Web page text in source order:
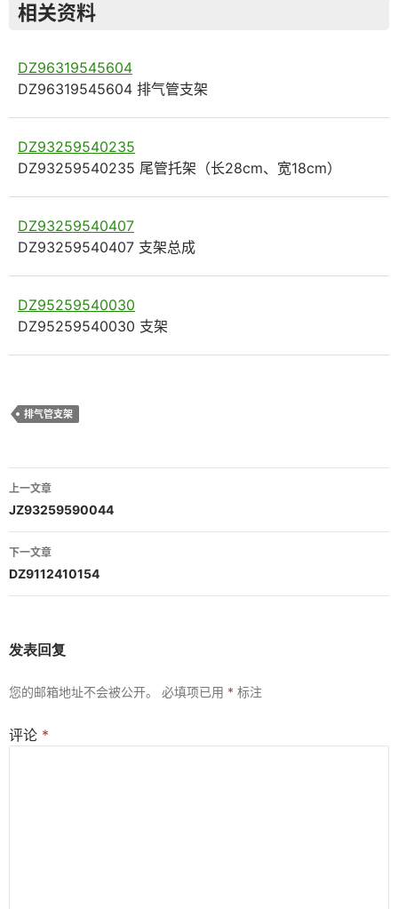
相关资料
DZ96319545604
DZ96319545604 排气管支架
DZ93259540235
DZ93259540235 尾管托架（长28cm、宽18cm）
DZ93259540407
DZ93259540407 支架总成
DZ95259540030
DZ95259540030 支架
排气管支架
文
章
导
航
上一文章
JZ93259590044
下一文章
DZ9112410154
发表回复
您的邮箱地址不会被公开。 必填项已用 * 标注
评论 *